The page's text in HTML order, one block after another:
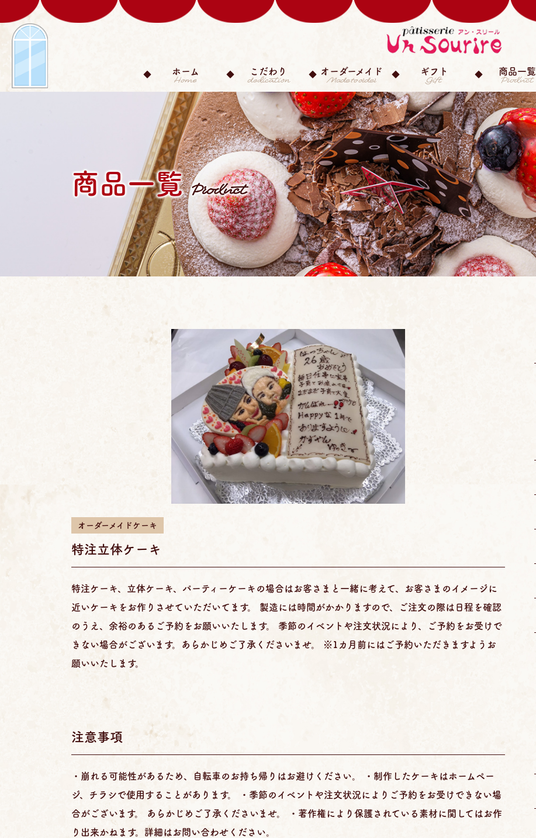
ホーム
こだわり オーダーメイド ギフト 商品一覧
商品一覧Product
オーダーメイドケーキ
特注立体ケーキ
特注ケーキ、立体ケーキ、パーティーケーキの場合はお客さまと一緒に考えて、お客さまのイメージに
近いケーキをお作りさせていただいてます。 製造には時間がかかりますので、ご注文の際は日程を確認
のうえ、余裕のあるご予約をお願いいたします。 季節のイベントや注文状況により、ご予約をお受けで
きない場合がございます。あらかじめご了承くださいませ。 ※1カ月前にはご予約いただきますようお
願いいたします。
注意事項
・崩れる可能性があるため、自転車のお持ち帰りはお避けください。 ・制作したケーキはホームペー
ジ、チラシで使用することがあります。 ・季節のイベントや注文状況によりご予約をお受けできない場
合がございます。 あらかじめご了承くださいませ。 ・著作権により保護されている素材に関してはお作
り出来かねます。詳細はお問い合わせください。